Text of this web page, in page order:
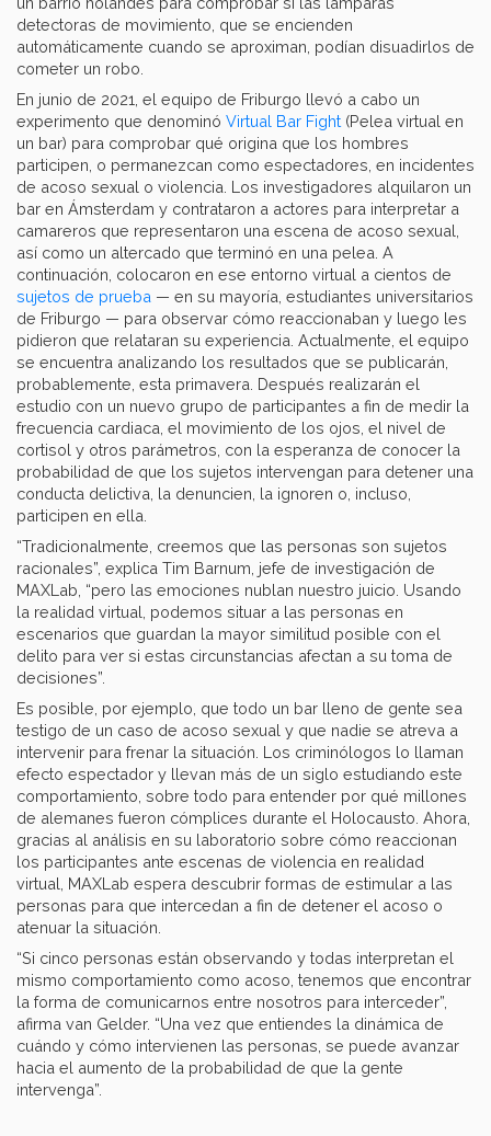
detectoras de movimiento, que se encienden
automáticamente cuando se aproximan, podían disuadirlos de
cometer un robo.
En junio de 2021, el equipo de Friburgo llevó a cabo un
experimento que denominó Virtual Bar Fight (Pelea virtual en
un bar) para comprobar qué origina que los hombres
participen, o permanezcan como espectadores, en incidentes
de acoso sexual o violencia. Los investigadores alquilaron un
bar en Ámsterdam y contrataron a actores para interpretar a
camareros que representaron una escena de acoso sexual,
así como un altercado que terminó en una pelea. A
continuación, colocaron en ese entorno virtual a cientos de
sujetos de prueba — en su mayoría, estudiantes universitarios
de Friburgo — para observar cómo reaccionaban y luego les
pidieron que relataran su experiencia. Actualmente, el equipo
se encuentra analizando los resultados que se publicarán,
probablemente, esta primavera. Después realizarán el
estudio con un nuevo grupo de participantes a fin de medir la
frecuencia cardiaca, el movimiento de los ojos, el nivel de
cortisol y otros parámetros, con la esperanza de conocer la
probabilidad de que los sujetos intervengan para detener una
conducta delictiva, la denuncien, la ignoren o, incluso,
participen en ella.
“Tradicionalmente, creemos que las personas son sujetos
racionales”, explica Tim Barnum, jefe de investigación de
MAXLab, “pero las emociones nublan nuestro juicio. Usando
la realidad virtual, podemos situar a las personas en
escenarios que guardan la mayor similitud posible con el
delito para ver si estas circunstancias afectan a su toma de
decisiones”.
Es posible, por ejemplo, que todo un bar lleno de gente sea
testigo de un caso de acoso sexual y que nadie se atreva a
intervenir para frenar la situación. Los criminólogos lo llaman
efecto espectador y llevan más de un siglo estudiando este
comportamiento, sobre todo para entender por qué millones
de alemanes fueron cómplices durante el Holocausto. Ahora,
gracias al análisis en su laboratorio sobre cómo reaccionan
los participantes ante escenas de violencia en realidad
virtual, MAXLab espera descubrir formas de estimular a las
personas para que intercedan a fin de detener el acoso o
atenuar la situación.
“Si cinco personas están observando y todas interpretan el
mismo comportamiento como acoso, tenemos que encontrar
la forma de comunicarnos entre nosotros para interceder”,
afirma van Gelder. “Una vez que entiendes la dinámica de
cuándo y cómo intervienen las personas, se puede avanzar
hacia el aumento de la probabilidad de que la gente
intervenga”.